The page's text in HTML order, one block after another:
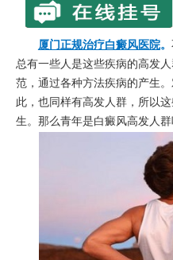
厦门正规治疗白癜风医院。
总有一些人是这些疾病的高发
范，通过各种方法疾病的产生
此，也同样有高发人群，所以
生。那么青年是白癜风高发人